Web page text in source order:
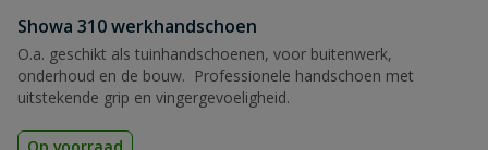
Showa 310 werkhandschoen
O.a. geschikt als tuinhandschoenen, voor buitenwerk,
onderhoud en de bouw. Professionele handschoen met
uitstekende grip en vingergevoeligheid.